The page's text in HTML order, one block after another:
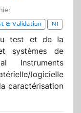
& Validation
NI
test et de la
systèmes de
Instruments
logicielle
caractérisation